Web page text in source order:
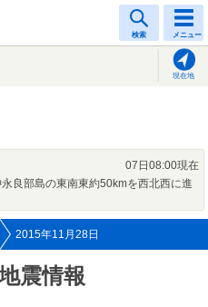
検索 メニュー
現在地
07日08:00現在
良部島の東南東約50kmを西北西に進
2015年11月28日
震情報